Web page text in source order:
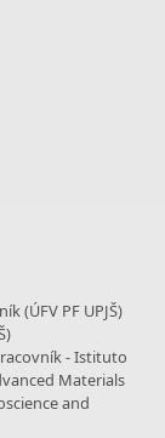
(ÚFV PF UPJŠ)
- Istituto
Materials
and